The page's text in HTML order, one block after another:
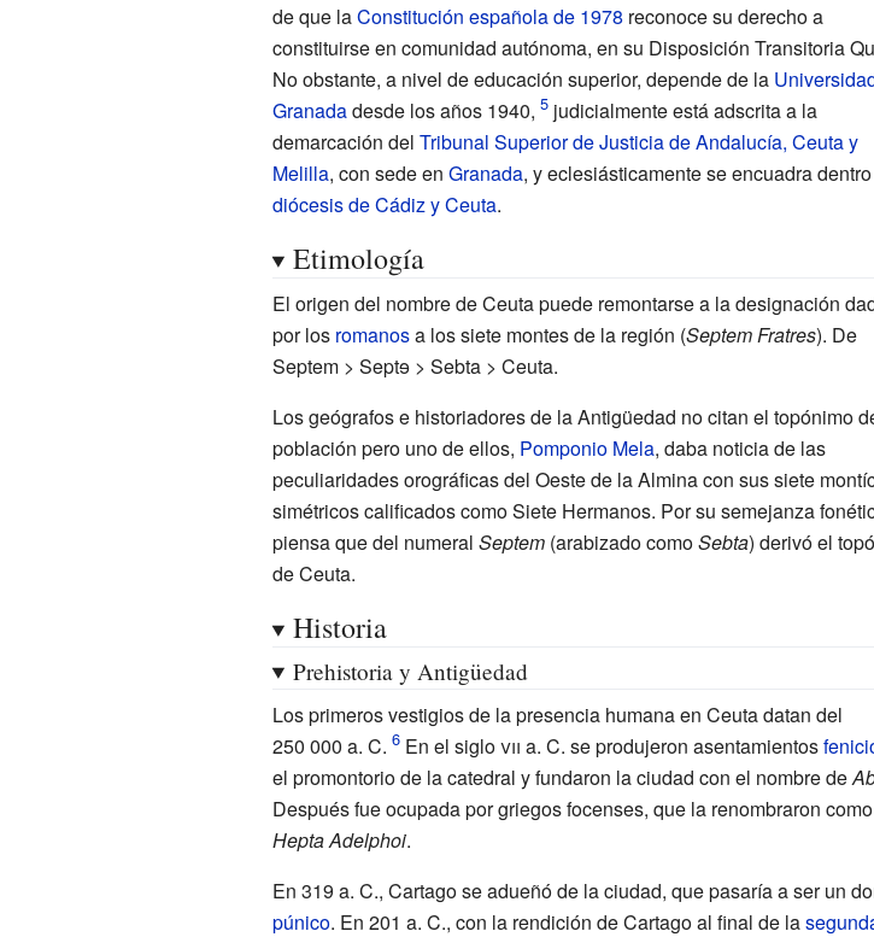
de que laConstitución española de 1978 reconoce su derecho a
constituirse en comunidad autónoma, en su Disposición Transitoria
No obstante, a nivel de educación superior, depende de la
Granadadesde los años 1940, judicialmente está adscrita a la
demarcación del Tribunal Superior de Justicia de Andalucía, Ceuta y
Melilla, con sede en Granada, y eclesiásticamente se encuadra
diócesis de Cádiz y Ceuta.
Etimología
El origen del nombre de Ceuta puede remontarse a la designación
por los romanosa los siete montes de la región (Septem Fratres). De
Septem > Septɘ > Sebta > Ceuta.
Los geógrafos e historiadores de la Antigüedad no citan el topónimo
población pero uno de ellos, Pomponio Mela, daba noticia de las
peculiaridades orográficas del Oeste de la Almina con sus siete
simétricos calificados como Siete Hermanos. Por su semejanza
piensa que del numeral Septem(arabizado comoSebta) derivó el
de Ceuta.
Historia
Prehistoria y Antigüedad
Los primeros vestigios de la presencia humana en Ceuta datan del
250 000 a. C. En el siglovii a. C. se produjeron asentamientos
el promontorio de la catedral y fundaron la ciudad con el nombre de
Después fue ocupada por griegos focenses, que la renombraron como
Hepta Adelphoi.
En 319 a. C., Cartago se adueñó de la ciudad, que pasaría a ser un
púnico. En 201 a. C., con la rendición de Cartago al final de la